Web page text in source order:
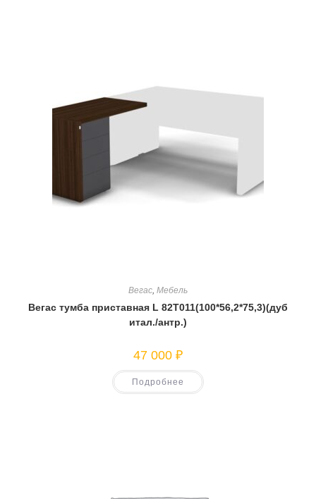
Вегас, Мебель
Вегас тумба приставная L 82T011(100*56,2*75,3)(дуб
итал./антр.)
47 000 ₽
Подробнее